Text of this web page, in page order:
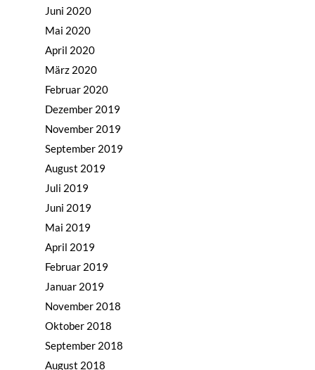
Juni 2020
Mai 2020
April 2020
März 2020
Februar 2020
Dezember 2019
November 2019
September 2019
August 2019
Juli 2019
Juni 2019
Mai 2019
April 2019
Februar 2019
Januar 2019
November 2018
Oktober 2018
September 2018
August 2018